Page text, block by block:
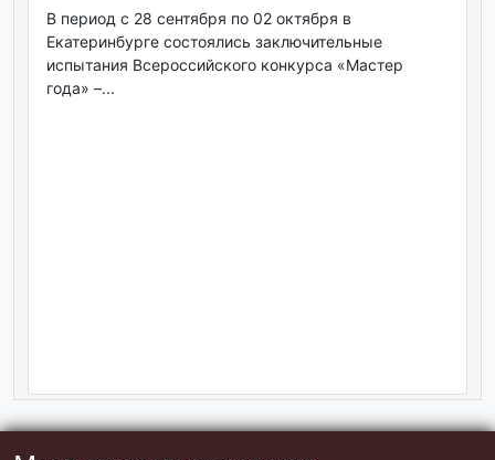
В период с 28 сентября по 02 октября в
Екатеринбурге состоялись заключительные
испытания Всероссийского конкурса «Мастер
года» –...